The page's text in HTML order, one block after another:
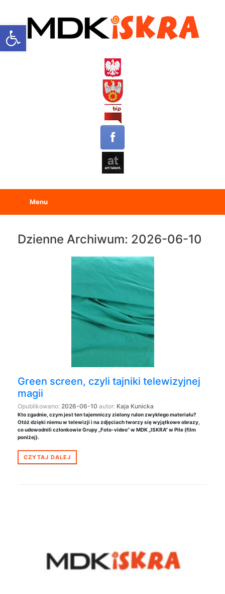
Open toolbar
Menu
Dzienne Archiwum: 2026-06-10
Green screen, czyli tajniki telewizyjnej
magii
Opublikowano: 2026-06-10 autor: Kaja Kunicka
Kto zgadnie, czym jest ten tajemniczy zielony rulon zwykłego materiału?
Otóż dzięki niemu w telewizji i na zdjęciach tworzy się wyjątkowe obrazy,
co udowodnili członkowie Grupy „Foto-video” w MDK „ISKRA” w Pile (film
poniżej).
CZYTAJ DALEJ